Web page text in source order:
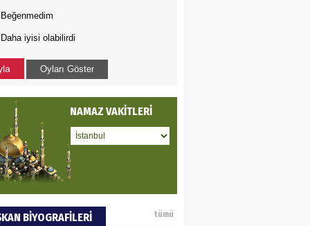
- Sağlık turizminde
başarı…
BULUZ
tarımla para
ile neyi
SOYSAL
Beğenmedim
Daha iyisi olabilirdi
Oyları Göster
NAMAZ VAKİTLERİ
BİYOGRAFİLERİ tümü